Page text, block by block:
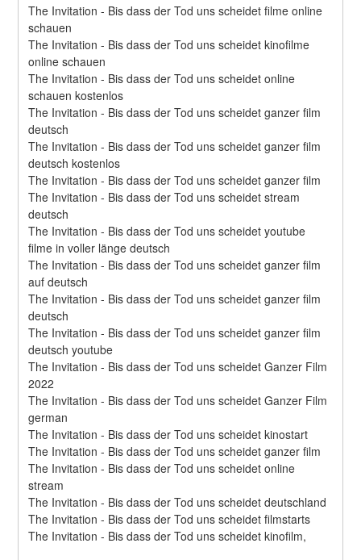
The Invitation - Bis dass der Tod uns scheidet filme online
schauen
The Invitation - Bis dass der Tod uns scheidet kinofilme
online schauen
The Invitation - Bis dass der Tod uns scheidet online
schauen kostenlos
The Invitation - Bis dass der Tod uns scheidet ganzer film
deutsch
The Invitation - Bis dass der Tod uns scheidet ganzer film
deutsch kostenlos
The Invitation - Bis dass der Tod uns scheidet ganzer film
The Invitation - Bis dass der Tod uns scheidet stream
deutsch
The Invitation - Bis dass der Tod uns scheidet youtube
filme in voller länge deutsch
The Invitation - Bis dass der Tod uns scheidet ganzer film
auf deutsch
The Invitation - Bis dass der Tod uns scheidet ganzer film
deutsch
The Invitation - Bis dass der Tod uns scheidet ganzer film
deutsch youtube
The Invitation - Bis dass der Tod uns scheidet Ganzer Film
2022
The Invitation - Bis dass der Tod uns scheidet Ganzer Film
german
The Invitation - Bis dass der Tod uns scheidet kinostart
The Invitation - Bis dass der Tod uns scheidet ganzer film
The Invitation - Bis dass der Tod uns scheidet online
stream
The Invitation - Bis dass der Tod uns scheidet deutschland
The Invitation - Bis dass der Tod uns scheidet filmstarts
The Invitation - Bis dass der Tod uns scheidet kinofilm,